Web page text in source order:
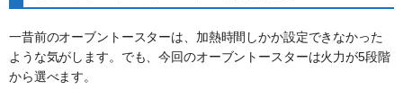
一昔前のオーブントースターは、加熱時間しかか設定できなかった
ような気がします。でも、今回のオーブントースターは火力が5段階
から選べます。